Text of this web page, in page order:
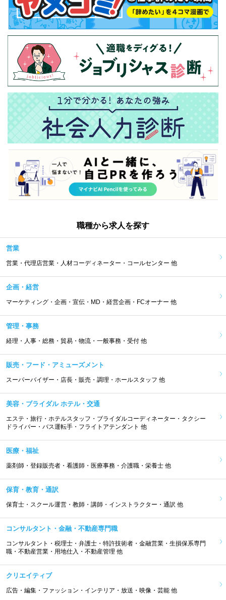
職種から求人を探す
営業
営業・代理店営業・人材コーディネーター・コールセンター 他
企画・経営
マーケティング・企画・宣伝・MD・経営企画・FCオーナー 他
管理・事務
経理・人事・総務・貿易・物流・一般事務・受付 他
販売・フード・アミューズメント
スーパーバイザー・店長・販売・調理・ホールスタッフ 他
美容・ブライダル ホテル・交通
エステ・旅行・ホテルスタッフ・ブライダルコーディネーター・タクシー
ドライバー・バス運転手・フライトアテンダント 他
医療・福祉
薬剤師・登録販売者・看護師・医療事務・介護職・栄養士 他
保育・教育・通訳
保育士・スクール運営・教師・講師・インストラクター・通訳 他
コンサルタント・金融・不動産専門職
コンサルタント・税理士・弁護士・特許技術者・金融営業・生損保系専門
職・不動産営業・用地仕入・不動産管理 他
クリエイティブ
広告・編集・ファッション・インテリア・放送・映像・芸能 他